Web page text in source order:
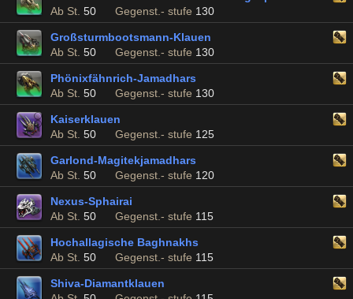
Ab St. 50 Gegenst.- stufe 130
Großsturmbootsmann-Klauen
Ab St. 50 Gegenst.- stufe 130
Phönixfähnrich-Jamadhars
Ab St. 50 Gegenst.- stufe 130
Kaiserklauen
Ab St. 50 Gegenst.- stufe 125
Garlond-Magitekjamadhars
Ab St. 50 Gegenst.- stufe 120
Nexus-Sphairai
Ab St. 50 Gegenst.- stufe 115
Hochallagische Baghnakhs
Ab St. 50 Gegenst.- stufe 115
Shiva-Diamantklauen